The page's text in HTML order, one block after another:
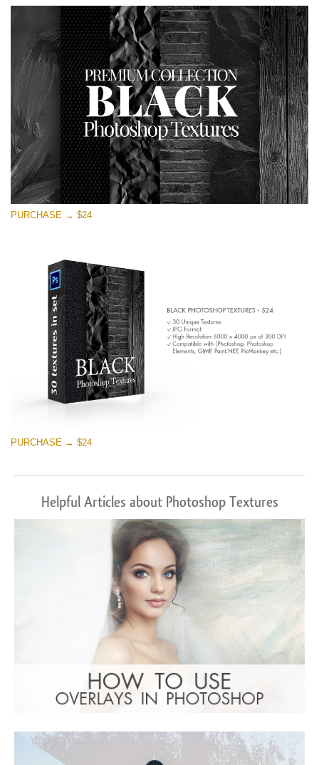
Small 800*533px
Black Textures
(30 Textures)
Large 6000*4000px
Entire Collection
(1783 Overlays)
Large 6000*4000px
무료 다운로드
PURCHASE → $24
PURCHASE → $24
Helpful Articles about Photoshop Textures